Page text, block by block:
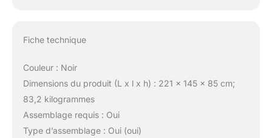
Fiche technique
Couleur : Noir
Dimensions du produit (L x l x h) : 221 x 145 x 85 cm;
83,2 kilogrammes
Assemblage requis : Oui
Type d’assemblage : Oui (oui)